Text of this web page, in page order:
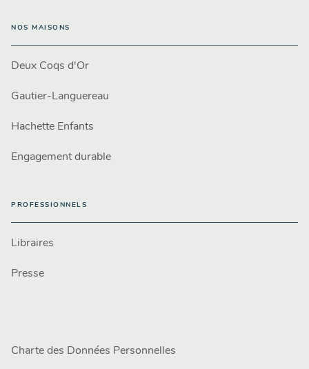
NOS MAISONS
Deux Coqs d'Or
Gautier-Languereau
Hachette Enfants
Engagement durable
PROFESSIONNELS
Libraires
Presse
Charte des Données Personnelles